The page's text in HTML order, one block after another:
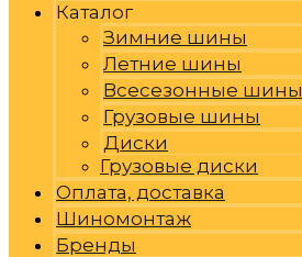
Каталог
Зимние шины
Летние шины
Всесезонные шины
Грузовые шины
Диски
Грузовые диски
Оплата, доставка
Шиномонтаж
Бренды